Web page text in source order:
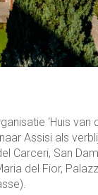
‘Huis van
Assisi als
Carceri, San
del Fior,